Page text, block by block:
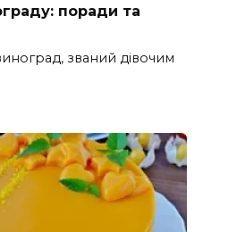
поради та
званий дівочим